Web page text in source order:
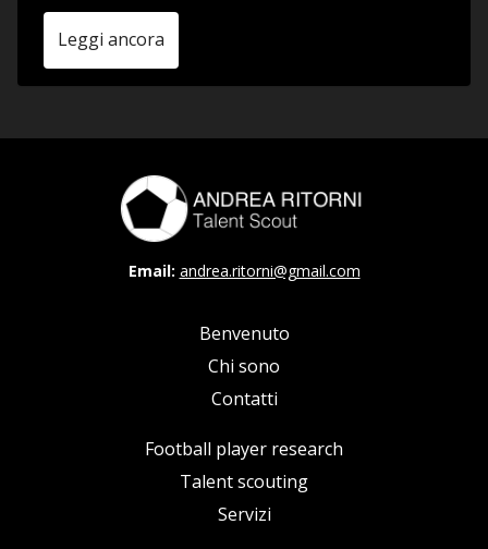
Leggi ancora
Email: andrea.ritorni@gmail.com
Benvenuto
Chi sono
Contatti
Football player research
Talent scouting
Servizi